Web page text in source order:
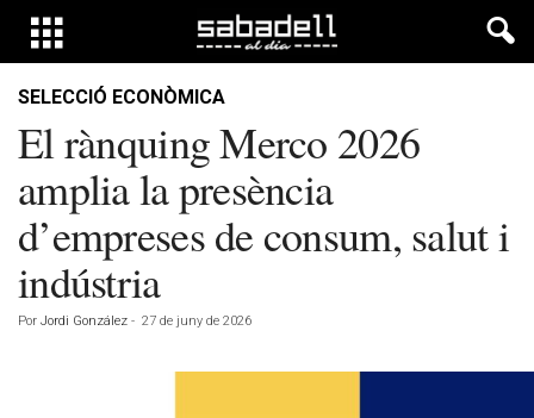
SELECCIÓ ECONÒMICA
El rànquing Merco 2026
amplia la presència
d’empreses de consum, salut i
indústria
Por Jordi González - 27 de juny de 2026